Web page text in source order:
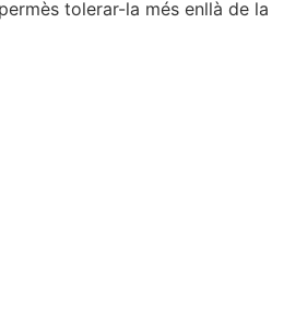
tolerar-la més enllà de la